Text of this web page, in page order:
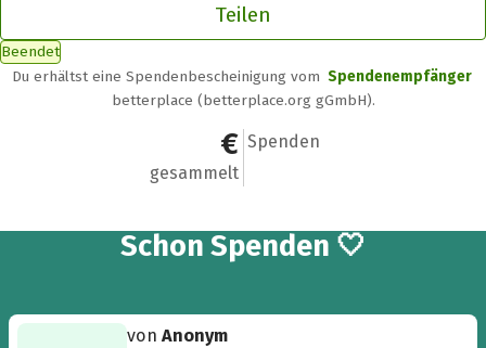
Teilen
Beendet
Du erhältst eine Spendenbescheinigung vom Spendenempfänger
betterplace (betterplace.org gGmbH).
550 €
gesammelt
9
Spenden
Schon 9
Spenden 🤍
vonAnonym